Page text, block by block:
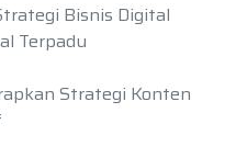
Bisnis Digital
Terpadu
Strategi Konten